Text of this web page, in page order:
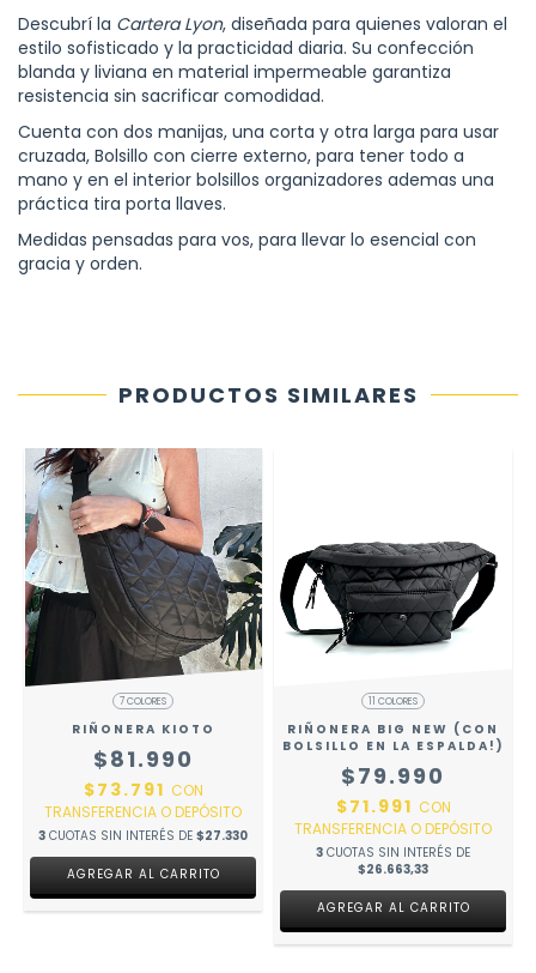
Descubrí la Cartera Lyon, diseñada para quienes valoran el
estilo sofisticado y la practicidad diaria. Su confección
blanda y liviana en material impermeable garantiza
resistencia sin sacrificar comodidad.
Cuenta con dos manijas, una corta y otra larga para usar
cruzada, Bolsillo con cierre externo, para tener todo a
mano y en el interior bolsillos organizadores ademas una
práctica tira porta llaves.
Medidas pensadas para vos, para llevar lo esencial con
gracia y orden.
PRODUCTOS SIMILARES
7 COLORES
RIÑONERA KIOTO
$81.990
$73.791 CON
TRANSFERENCIA O DEPÓSITO
3 CUOTAS SIN INTERÉS DE $27.330
AGREGAR AL CARRITO
11 COLORES
RIÑONERA BIG NEW (CON
BOLSILLO EN LA ESPALDA!)
$79.990
$71.991 CON
TRANSFERENCIA O DEPÓSITO
3 CUOTAS SIN INTERÉS DE
$26.663,33
AGREGAR AL CARRITO